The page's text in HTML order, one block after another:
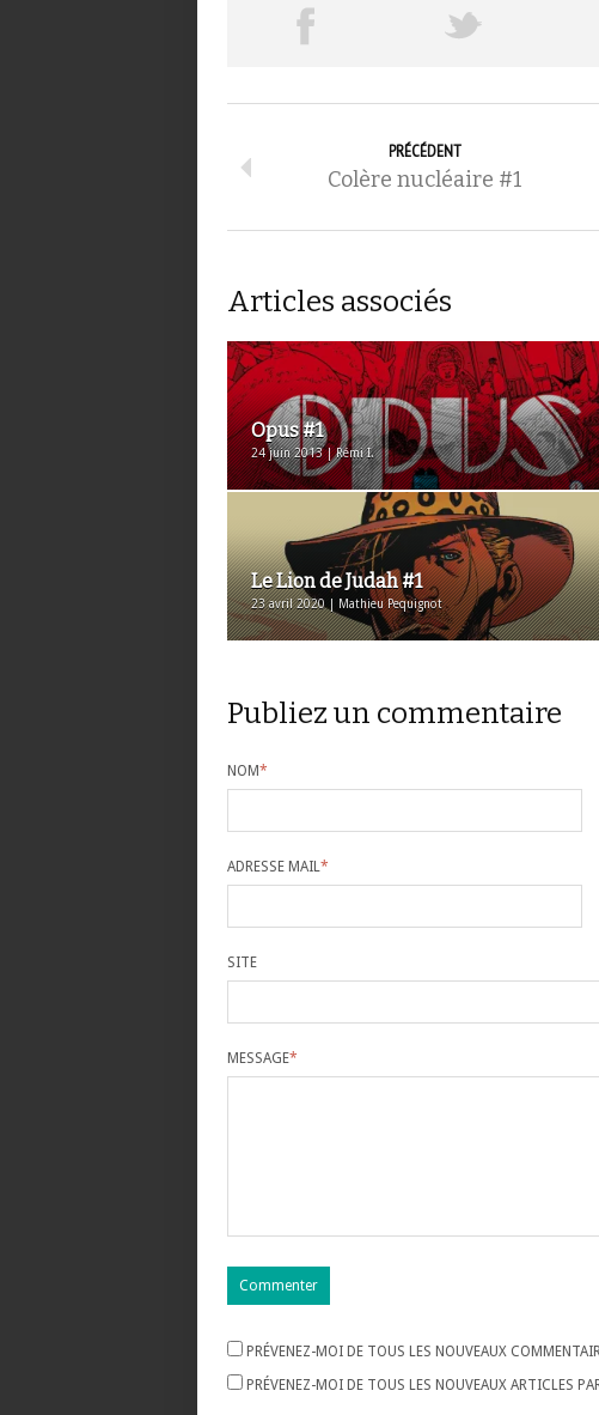
PRÉCÉDENT
Colère nucléaire #1
Articles associés
Opus #1
24 juin 2013 | Rémi I.
Le Lion de Judah #1
23 avril 2020 | Mathieu Pequignot
Publiez un commentaire
NOM*
ADRESSE MAIL*
SITE
MESSAGE*
PRÉVENEZ-MOI DE TOUS LES NOUVEAUX
PRÉVENEZ-MOI DE TOUS LES NOUVEAUX ARTICLES